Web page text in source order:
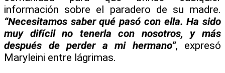
información sobre el paradero de su madre.
“Necesitamos saber qué pasó con ella. Ha sido
muy difícil no tenerla con nosotros, y más
después de perder a mi hermano”, expresó
Maryleini entre lágrimas.